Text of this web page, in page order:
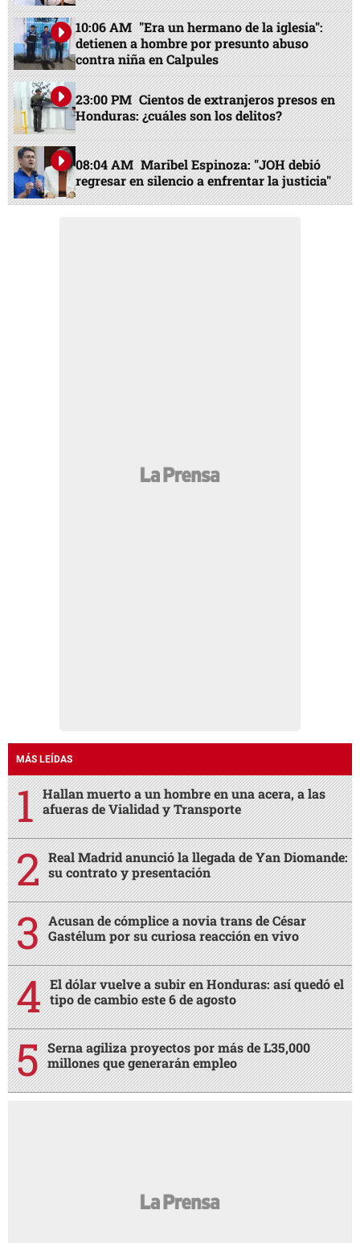
10:06 AM "Era un hermano de la iglesia":
detienen a hombre por presunto abuso
contra niña en Calpules
23:00 PM Cientos de extranjeros presos en
Honduras: ¿cuáles son los delitos?
08:04 AM Maribel Espinoza: "JOH debió
regresar en silencio a enfrentar la justicia"
MÁS LEÍDAS
Hallan muerto a un hombre en una acera, a las
afueras de Vialidad y Transporte
Real Madrid anunció la llegada de Yan Diomande:
su contrato y presentación
Acusan de cómplice a novia trans de César
Gastélum por su curiosa reacción en vivo
El dólar vuelve a subir en Honduras: así quedó el
tipo de cambio este 6 de agosto
Serna agiliza proyectos por más de L35,000
millones que generarán empleo